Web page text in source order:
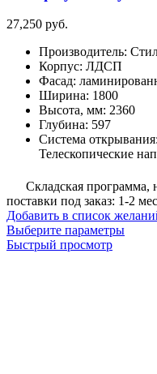
27,250 руб.
Производитель:
Корпус: ЛДСП
Фасад:
Ширина: 1800
Высота, мм: 2360
Глубина: 597
Система открывания:
Телескопические
Складская программа,
поставки под заказ: 1-2
Добавить в список
Выберите параметрыЭтот
Быстрый просмотр